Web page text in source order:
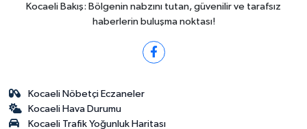
Kocaeli Bakış: Bölgenin nabzını tutan, güvenilir ve tarafsız
haberlerin buluşma noktası!
Kocaeli Nöbetçi Eczaneler
Kocaeli Hava Durumu
Kocaeli Trafik Yoğunluk Haritası